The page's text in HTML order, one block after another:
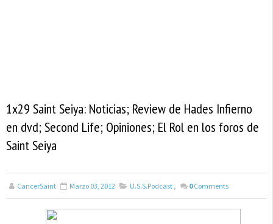
1x29 Saint Seiya: Noticias; Review de Hades Infierno
en dvd; Second Life; Opiniones; El Rol en los foros de
Saint Seiya
CancerSaint Marzo 03, 2012 U.S.S.Podcast , 0 Comments